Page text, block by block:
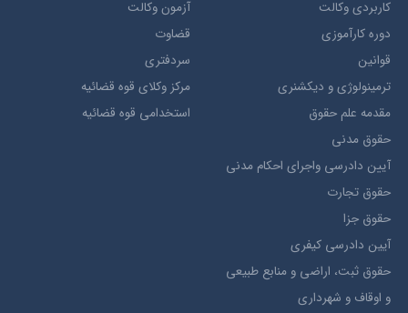
کاربردی وکالت
دوره کارآموزی
قوانین
ترمينولوژي و ديکشنري
مقدمه علم حقوق
حقوق مدني
آيين دادرسي ​واجراي ​احکام ​مدني
حقوق تجارت
حقوق جزا
آيین دادرسی کیفری
حقوق ثبت، اراضي و منابع طبيعي
و اوقاف و شهرداری
آزمون وکالت
قضاوت
سردفتری
مرکز وکلای قوه قضائیه
استخدامی قوه قضائیه